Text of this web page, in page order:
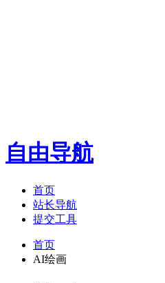
自由导航
首页
站长导航
提交工具
首页
AI绘画